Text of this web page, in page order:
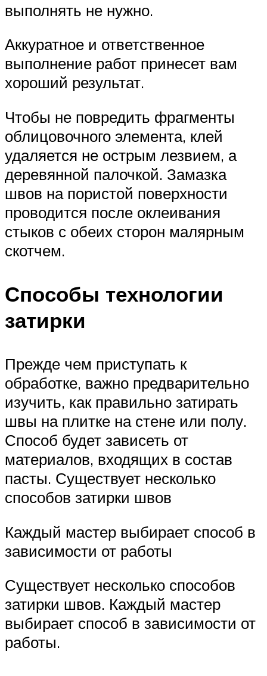
выполнять не нужно.
Аккуратное и ответственное
выполнение работ принесет вам
хороший результат.
Чтобы не повредить фрагменты
облицовочного элемента, клей
удаляется не острым лезвием, а
деревянной палочкой. Замазка
швов на пористой поверхности
проводится после оклеивания
стыков с обеих сторон малярным
скотчем.
Способы технологии
затирки
Прежде чем приступать к
обработке, важно предварительно
изучить, как правильно затирать
швы на плитке на стене или полу.
Способ будет зависеть от
материалов, входящих в состав
пасты. Существует несколько
способов затирки швов
Каждый мастер выбирает способ в
зависимости от работы
Существует несколько способов
затирки швов. Каждый мастер
выбирает способ в зависимости от
работы.